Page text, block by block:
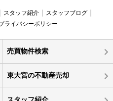
スタッフ紹介
スタッフブログ
ライバシーポリシー
売買物件検索
東大宮の不動産売却